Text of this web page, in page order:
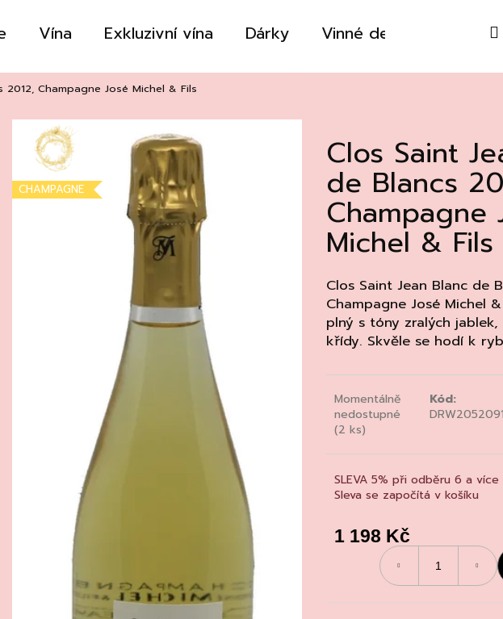
Vína Exkluzivní vína Dárky Vinné destiláty Sklo
Champagne José Michel & Fils
Clos Saint
de Blancs
Champagne
Michel & Fils
Clos Saint Jean Blanc de
Champagne José Michel
plný s tóny zralých
křídy. Skvěle se hodí k
Momentálně
nedostupné
(2 ks)
Kód:
SLEVA 5% při odběru 6 a více
Sleva se započítá v košíku
1 198 Kč
CHAMPAGNE
Co potřebujete najít?
HLEDAT
Doporučujeme
CHATELDON, VODA PERLIVÁ